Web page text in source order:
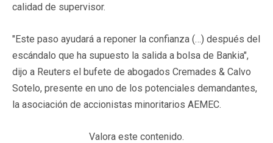
calidad de supervisor.
"Este paso ayudará a reponer la confianza (…) después del
escándalo que ha supuesto la salida a bolsa de Bankia",
dijo a Reuters el bufete de abogados Cremades & Calvo
Sotelo, presente en uno de los potenciales demandantes,
la asociación de accionistas minoritarios AEMEC.
Valora este contenido.